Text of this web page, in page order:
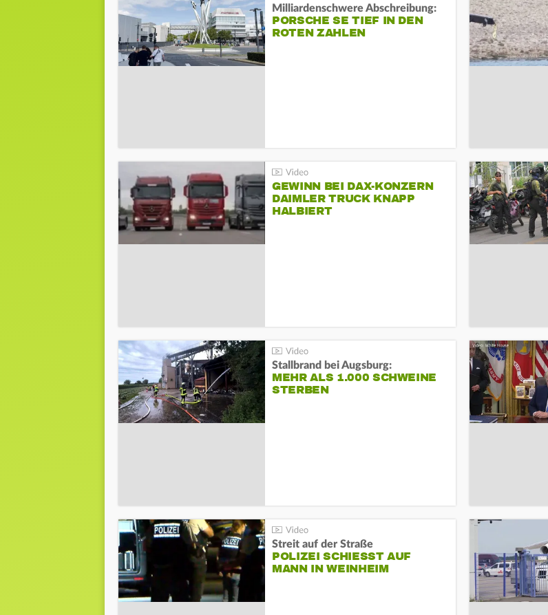
Milliardenschwere Abschreibung:
PORSCHE SE TIEF IN DEN
ROTEN ZAHLEN
GEWINN BEI DAX-KONZERN
DAIMLER TRUCK KNAPP
HALBIERT
Stallbrand bei Augsburg:
MEHR ALS 1.000 SCHWEINE
STERBEN
Streit auf der Straße
POLIZEI SCHIESST AUF M
ANN IN WEINHEIM